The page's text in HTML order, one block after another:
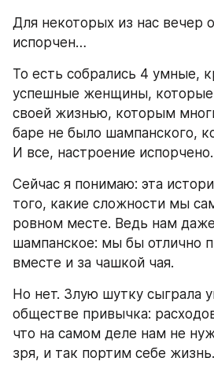
Для некоторых из нас вечер
испорчен…
То есть собрались 4 умные,
успешные женщины,
своей жизнью, которым
баре не было шампанского,
И все, настроение испорчено.
Сейчас я понимаю: эта
того, какие сложности мы
ровном месте. Ведь нам
шампанское: мы бы отлично
вместе и за чашкой чая.
Но нет. Злую шутку сыграла
обществе привычка:
что на самом деле нам не
зря, и так портим себе жизнь.